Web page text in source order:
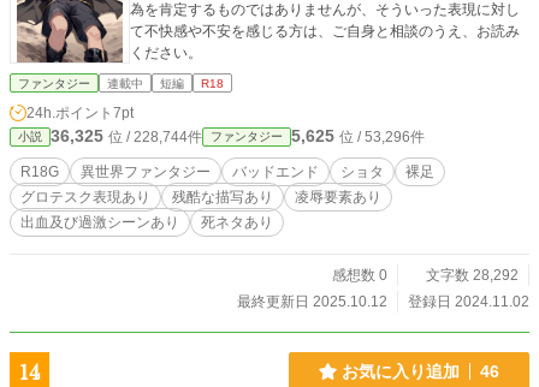
為を肯定するものではありませんが、そういった表現に対し
て不快感や不安を感じる方は、ご自身と相談のうえ、お読み
ください。
ファンタジー 連載中 短編 R18
24h.ポイント 7pt
小説 36,325 位 / 228,744件 ファンタジー 5,625 位 / 53,296件
R18G 異世界ファンタジー バッドエンド ショタ
裸足
グロテスク表現あり
残酷な描写あり
凌辱要素あり
出血及び過激シーンあり
死ネタあり
感想数 0
文字数 28,292
最終更新日 2025.10.12
登録日 2024.11.02
14 お気に入り追加 46